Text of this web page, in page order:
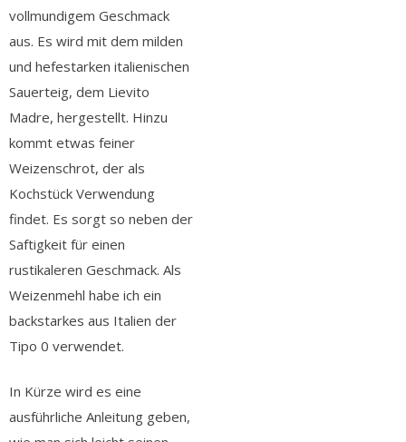
vollmundigem Geschmack
aus. Es wird mit dem milden
und hefestarken italienischen
Sauerteig, dem Lievito
Madre, hergestellt. Hinzu
kommt etwas feiner
Weizenschrot, der als
Kochstück Verwendung
findet. Es sorgt so neben der
Saftigkeit für einen
rustikaleren Geschmack. Als
Weizenmehl habe ich ein
backstarkes aus Italien der
Tipo 0 verwendet.
In Kürze wird es eine
ausführliche Anleitung geben,